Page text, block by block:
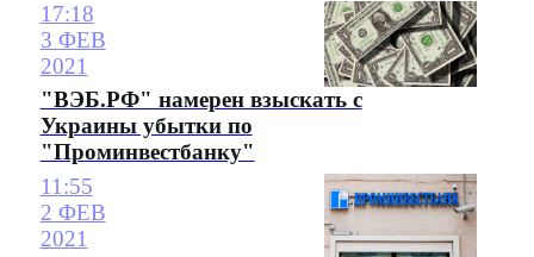
17:18
3 ФЕВ
2021
"ВЭБ.РФ" намерен взыскать с
Украины убытки по
"Проминвестбанку"
11:55
2 ФЕВ
2021